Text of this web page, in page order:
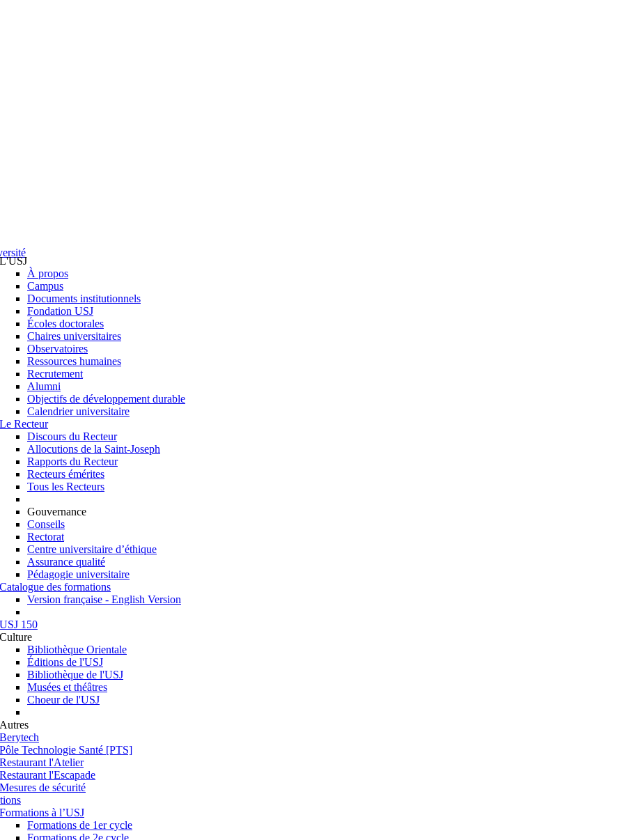
L'USJ
À propos
Campus
Documents institutionnels
Fondation USJ
Écoles doctorales
Chaires universitaires
Observatoires
Ressources humaines
Recrutement
Alumni
Objectifs de développement durable
Calendrier universitaire
Le Recteur
Discours du Recteur
Allocutions de la Saint-Joseph
Rapports du Recteur
Recteurs émérites
Tous les Recteurs
Gouvernance
Conseils
Rectorat
Centre universitaire d’éthique
Assurance qualité
Pédagogie universitaire
Catalogue des formations
Version française - English Version
USJ 150
Culture
Bibliothèque Orientale
Éditions de l'USJ
Bibliothèque de l'USJ
Musées et théâtres
Choeur de l'USJ
Autres
Berytech
Pôle Technologie Santé [PTS]
Restaurant l'Atelier
Restaurant l'Escapade
Mesures de sécurité
Formations à l’USJ
Formations de 1er cycle
Formations de 2e cycle